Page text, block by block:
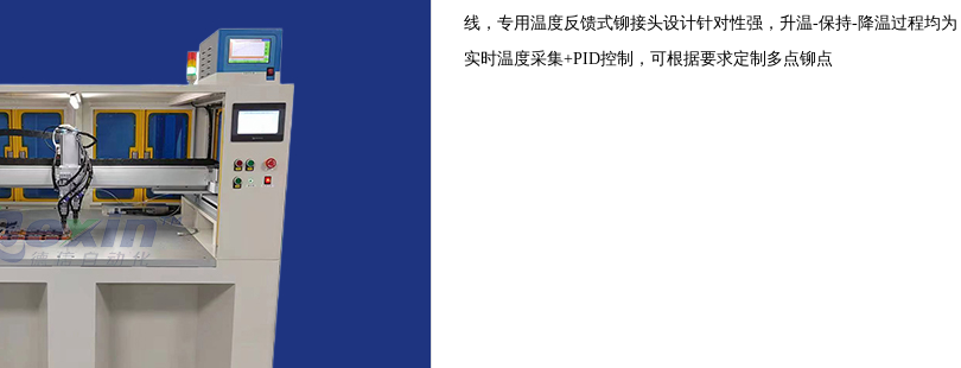
线，专用温度反馈式铆接头设计针对性强，升温-保持-降温过程均为
实时温度采集+PID控制，可根据要求定制多点铆点